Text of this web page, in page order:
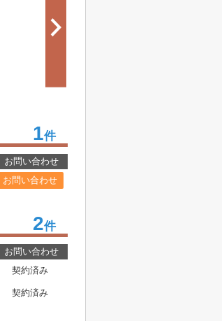
1件
お問い合わせ
お問い合わせ
2件
お問い合わせ
契約済み
契約済み